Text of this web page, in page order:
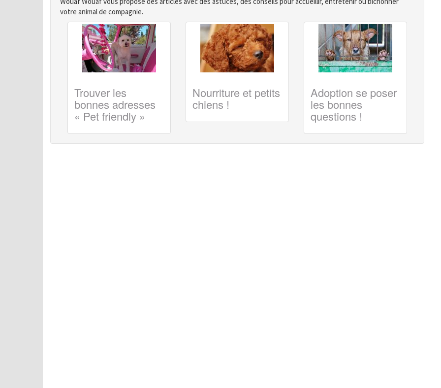
votre animal de compagnie.
Trouver les
bonnes adresses
« Pet friendly »
Nourriture et petits
chiens !
Adoption se poser
les bonnes
questions !